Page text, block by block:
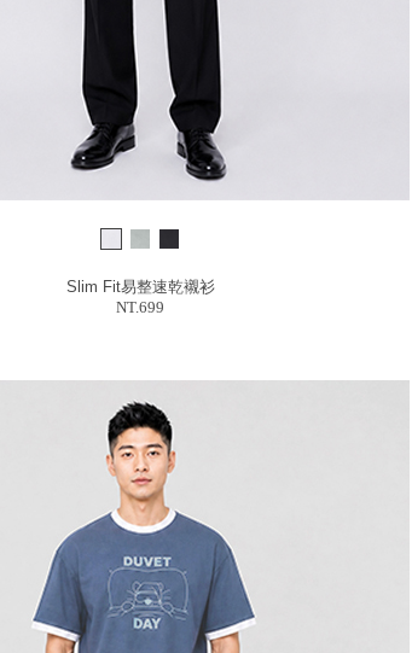
Slim Fit易整速乾襯衫
NT.699